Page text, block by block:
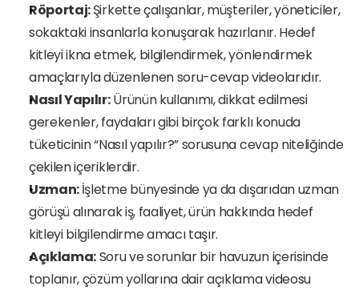
Röportaj: Şirkette çalışanlar, müşteriler, yöneticiler,
sokaktaki insanlarla konuşarak hazırlanır. Hedef
kitleyi ikna etmek, bilgilendirmek, yönlendirmek
amaçlarıyla düzenlenen soru-cevap videolarıdır.
Nasıl Yapılır: Ürünün kullanımı, dikkat edilmesi
gerekenler, faydaları gibi birçok farklı konuda
tüketicinin “Nasıl yapılır?” sorusuna cevap niteliğinde
çekilen içeriklerdir.
Uzman: İşletme bünyesinde ya da dışarıdan uzman
görüşü alınarak iş, faaliyet, ürün hakkında hedef
kitleyi bilgilendirme amacı taşır.
Açıklama: Soru ve sorunlar bir havuzun içerisinde
toplanır, çözüm yollarına dair açıklama videosu